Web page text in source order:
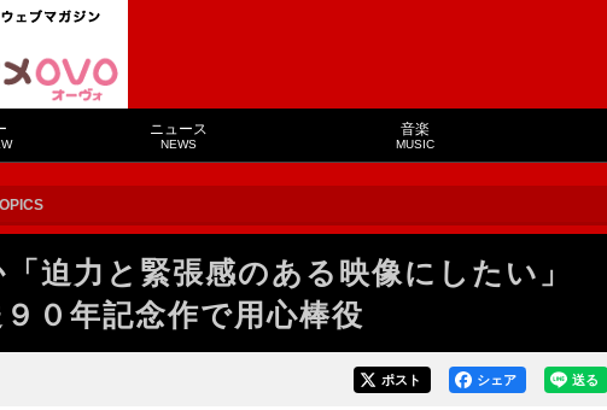
ニュース
NEWS
音楽
MUSIC
「迫力と緊張感のある映像にしたい」
０年記念作で用心棒役
送る
シェア
ポスト